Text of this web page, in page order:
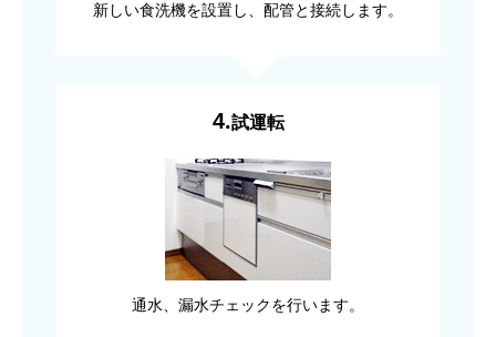
新しい食洗機を設置し、配管と接続します。
4.試運転
通水、漏水チェックを行います。